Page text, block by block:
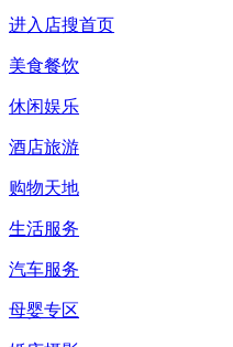
进入店搜首页
美食餐饮
休闲娱乐
酒店旅游
购物天地
生活服务
汽车服务
母婴专区